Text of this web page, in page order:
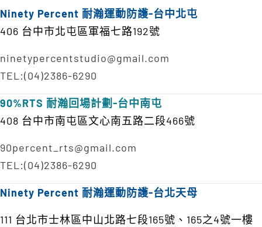
Ninety Percent 耐瀚運動防護-台中北屯
406 台中市北屯區軍福七路192號
ninetypercentstudio@gmail.com
TEL:(04)2386-6290
90%RTS 耐瀚回場計劃-台中南屯
408 台中市南屯區文心南五路二段466號
90percent_rts@gmail.com
TEL:(04)2386-6290
Ninety Percent 耐瀚運動防護-台北天母
111 台北市士林區中山北路七段165號、165之4號一樓